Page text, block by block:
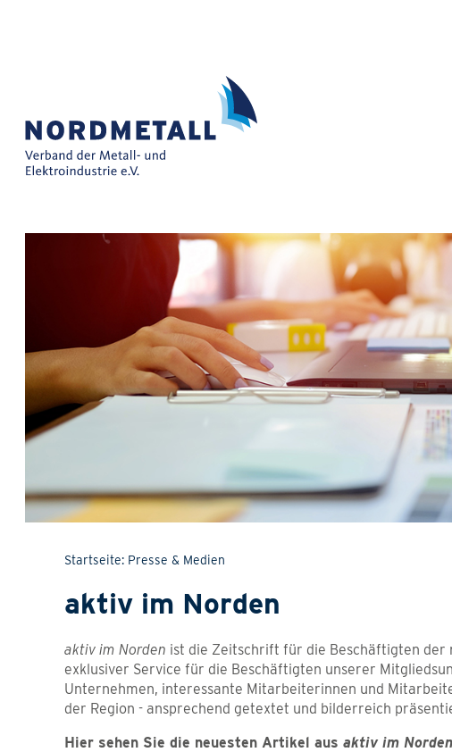
Startseite Presse & Medien
aktiv im Norden
aktiv im Norden ist die Zeitschrift für die Beschäftigten der
exklusiver Service für die Beschäftigten unserer
Unternehmen, interessante Mitarbeiterinnen und
der Region - ansprechend getextet und bilderreich
Hier sehen Sie die neuesten Artikel aus aktiv im Norden